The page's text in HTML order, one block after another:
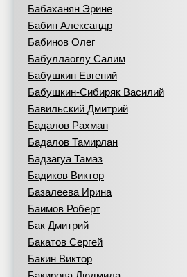
Бабаханян Эрине
Бабин Александр
Бабинов Олег
Бабуллаоглу Салим
Бабушкин Евгений
Бабушкин-Сибиряк Василий
Бавильский Дмитрий
Бадалов Рахман
Бадалов Тамирлан
Бадзагуа Тамаз
Бадиков Виктор
Базалеева Ирина
Баимов Роберт
Бак Дмитрий
Бакатов Сергей
Бакин Виктор